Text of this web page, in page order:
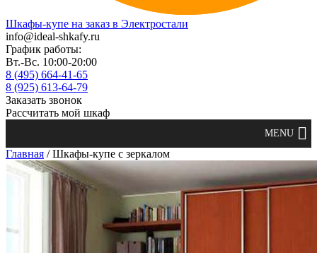
Шкафы-купе на заказ в Электростали
info@ideal-shkafy.ru
График работы:
Вт.-Вс. 10:00-20:00
8 (495) 664-41-65
8 (925) 613-64-79
Заказать звонок
Рассчитать мой шкаф
Главная / Шкафы-купе с зеркалом